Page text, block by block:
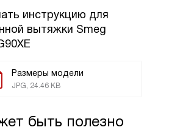
инструкцию для
вытяжки Smeg
Размеры модели
JPG, 24.46 KB
быть полезно